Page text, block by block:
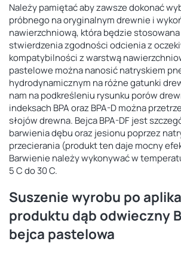
Należy pamiętać aby zawsze dokonać
próbnego na oryginalnym drewnie i
nawierzchniową, która będzie
stwierdzenia zgodności odcienia z
kompatybilności z warstwą
pastelowe można nanosić natryskiem
hydrodynamicznym na różne gatunki
nam na podkreśleniu rysunku porów
indeksach BPA oraz BPA-D można
słojów drewna. Bejca BPA-DF jest
barwienia dębu oraz jesionu poprzez
przecierania (produkt ten daje mocny
Barwienie należy wykonywać w
5 C do 30 C.
Suszenie wyrobu po
produktu dąb odwieczny
bejca pastelowa